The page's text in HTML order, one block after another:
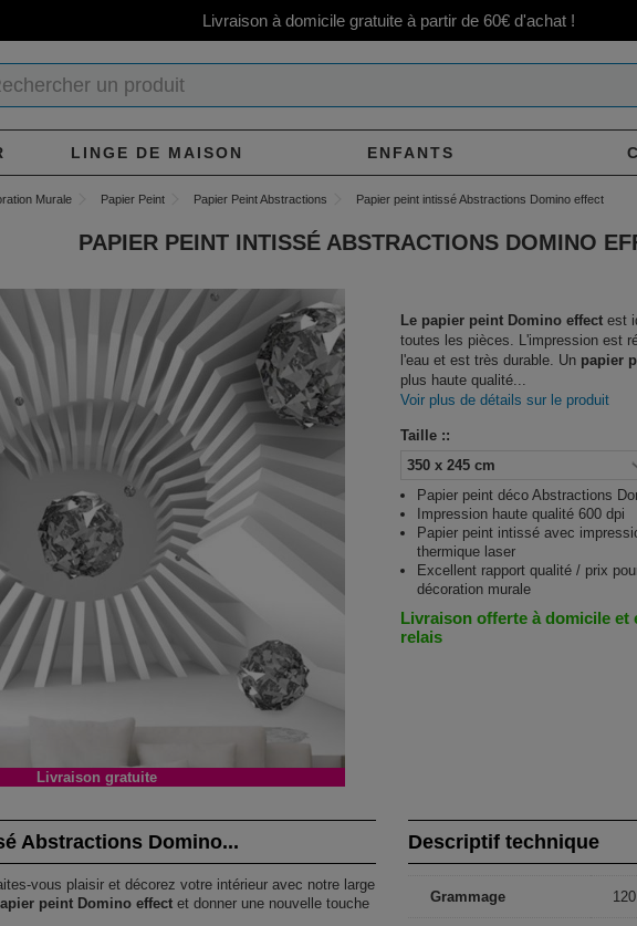
Livraison à domicile gratuite à partir de 60€ d'achat !
LINGE DE MAISON ENFANTS
Murale Papier Peint Papier Peint Abstractions Papier peint intissé Abstractions Domino effect
PAPIER PEINT INTISSÉ ABSTRACTIONS DOMINO
Livraison gratuite
Le papier peint Domino effect est
toutes les pièces. L'impression est
l'eau et est très durable. Un papier
plus haute qualité...
Voir plus de détails sur le produit
Taille ::
Papier peint déco Abstractions
Impression haute qualité 600 dpi
Papier peint intissé avec
thermique laser
Excellent rapport qualité / prix
décoration murale
Livraison offerte à domicile et
relais
Abstractions Domino...
vous plaisir et décorez votre intérieur avec notre large
peint Domino effect et donner une nouvelle touche
Descriptif technique
Grammage